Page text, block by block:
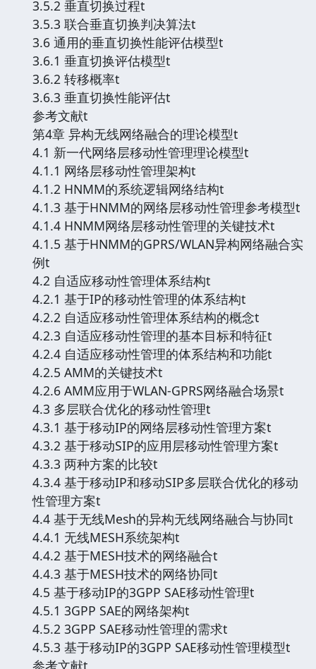
3.5.2 垂直切换过程t
3.5.3 联合垂直切换判决算法t
3.6 通用的垂直切换性能评估模型t
3.6.1 垂直切换评估模型t
3.6.2 转移概率t
3.6.3 垂直切换性能评估t
参考文献t
第4章 异构无线网络融合的理论模型t
4.1 新一代网络层移动性管理理论模型t
4.1.1 网络层移动性管理架构t
4.1.2 HNMM的系统逻辑网络结构t
4.1.3 基于HNMM的网络层移动性管理参考模型t
4.1.4 HNMM网络层移动性管理的关键技术t
4.1.5 基于HNMM的GPRS/WLAN异构网络融合实
例t
4.2 自适应移动性管理体系结构t
4.2.1 基于IP的移动性管理的体系结构t
4.2.2 自适应移动性管理体系结构的概念t
4.2.3 自适应移动性管理的基本目标和特征t
4.2.4 自适应移动性管理的体系结构和功能t
4.2.5 AMM的关键技术t
4.2.6 AMM应用于WLAN-GPRS网络融合场景t
4.3 多层联合优化的移动性管理t
4.3.1 基于移动IP的网络层移动性管理方案t
4.3.2 基于移动SIP的应用层移动性管理方案t
4.3.3 两种方案的比较t
4.3.4 基于移动IP和移动SIP多层联合优化的移动
性管理方案t
4.4 基于无线Mesh的异构无线网络融合与协同t
4.4.1 无线MESH系统架构t
4.4.2 基于MESH技术的网络融合t
4.4.3 基于MESH技术的网络协同t
4.5 基于移动IP的3GPP SAE移动性管理t
4.5.1 3GPP SAE的网络架构t
4.5.2 3GPP SAE移动性管理的需求t
4.5.3 基于移动IP的3GPP SAE移动性管理模型t
参考文献t